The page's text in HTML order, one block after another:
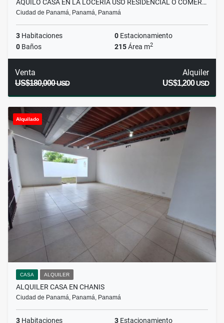
AQUILO CASA EN LA LOCERÍA USO RESIDENCIAL O COMER…
Ciudad de Panamá, Panamá, Panamá
3 Habitaciones 0 Estacionamiento
0 Baños 215Área m2
Venta
US$180,000USD
Alquiler
US$1,200USD
Alquilado
CASA ALQUILER
ALQUILER CASA EN CHANIS
Ciudad de Panamá, Panamá, Panamá
3 Habitaciones 3 Estacionamiento